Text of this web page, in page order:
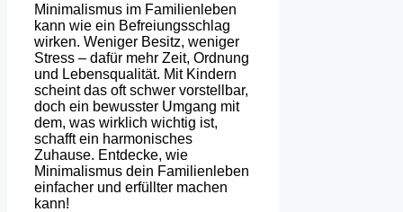
Minimalismus im Familienleben
kann wie ein Befreiungsschlag
wirken. Weniger Besitz, weniger
Stress – dafür mehr Zeit, Ordnung
und Lebensqualität. Mit Kindern
scheint das oft schwer vorstellbar,
doch ein bewusster Umgang mit
dem, was wirklich wichtig ist,
schafft ein harmonisches
Zuhause. Entdecke, wie
Minimalismus dein Familienleben
einfacher und erfüllter machen
kann!